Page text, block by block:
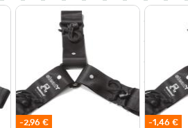
-2,96 € -1,46 €